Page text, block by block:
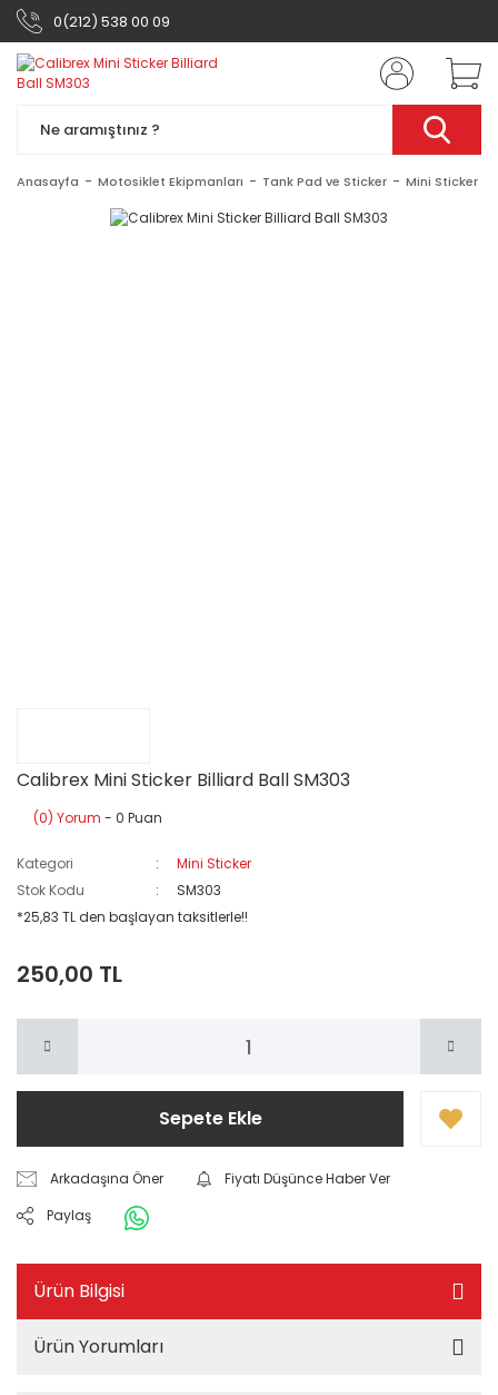
0(212) 538 00 09
Anasayfa Motosiklet Ekipmanları Tank Pad ve Sticker Mini Sticker
Calibrex Mini Sticker Billiard Ball SM303
(0) Yorum - 0 Puan
Kategori
Mini Sticker
Stok Kodu
SM303
*25,83 TL den başlayan taksitlerle!!
250,00 TL
Sepete Ekle
Arkadaşına Öner
Fiyatı Düşünce Haber Ver
Paylaş
Ürün Bilgisi
Ürün Yorumları